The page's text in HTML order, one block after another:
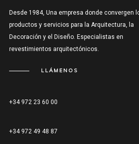
Desde 1984, Una empresa donde convergen
productos y servicios para la Arquitectura, la
Decoración y el Diseño. Especialistas en
revestimientos arquitectónicos.
LLÁMENOS
+34 972 23 60 00
+34 972 49 48 87